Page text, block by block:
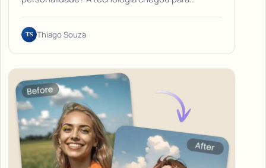
TS Thiago Souza